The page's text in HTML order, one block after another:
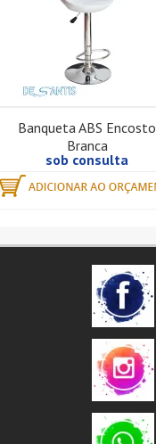
Banqueta ABS Encosto
Branca
sob consulta